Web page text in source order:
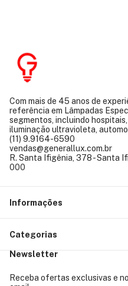
Com mais de 45 anos de
referência em Lâmpadas
segmentos, incluindo
iluminação ultravioleta,
(11) 9.9164-6590
vendas@generallux.com.br
R. Santa Ifigênia, 378 - Santa
000
Informações
Categorias
Newsletter
Receba ofertas exclusivas e